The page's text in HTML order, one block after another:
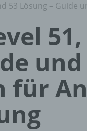
53 Lösung – Guide
und
für